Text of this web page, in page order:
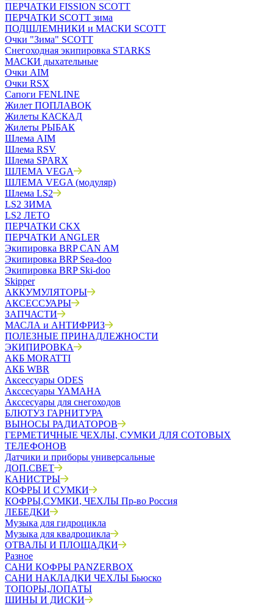
ПЕРЧАТКИ FISSION SCOTT
ПЕРЧАТКИ SCOTT зима
ПОДШЛЕМНИКИ и МАСКИ SCOTT
Очки "Зима" SCOTT
Снегоходная экипировка STARKS
МАСКИ дыхательные
Очки AIM
Очки RSX
Сапоги FENLINE
Жилет ПОПЛАВОК
Жилеты КАСКАД
Жилеты РЫБАК
Шлема AIM
Шлема RSV
Шлема SPARX
ШЛЕМА VEGA
ШЛЕМА VEGA (модуляр)
Шлема LS2
LS2 ЗИМА
LS2 ЛЕТО
ПЕРЧАТКИ CKX
ПЕРЧАТКИ ANGLER
Экипировка BRP CAN AM
Экипировка BRP Sea-doo
Экипировка BRP Ski-doo
Skipper
АККУМУЛЯТОРЫ
АКСЕССУАРЫ
ЗАПЧАСТИ
МАСЛА и АНТИФРИЗ
ПОЛЕЗНЫЕ ПРИНАДЛЕЖНОСТИ
ЭКИПИРОВКА
АКБ MORATTI
АКБ WBR
Аксессуары ODES
Акссесуары YAMAHA
Акссесуары для снегоходов
БЛЮТУЗ ГАРНИТУРА
ВЫНОСЫ РАДИАТОРОВ
ГЕРМЕТИЧНЫЕ ЧЕХЛЫ, СУМКИ ДЛЯ СОТОВЫХ
ТЕЛЕФОНОВ
Датчики и приборы универсальные
ДОП.СВЕТ
КАНИСТРЫ
КОФРЫ И СУМКИ
КОФРЫ,СУМКИ, ЧЕХЛЫ Пр-во Россия
ЛЕБЕДКИ
Музыка для гидроцикла
Музыка для квадроцикла
ОТВАЛЫ И ПЛОЩАДКИ
Разное
САНИ КОФРЫ PANZERBOX
САНИ НАКЛАДКИ ЧЕХЛЫ Бьюско
ТОПОРЫ,ЛОПАТЫ
ШИНЫ И ДИСКИ